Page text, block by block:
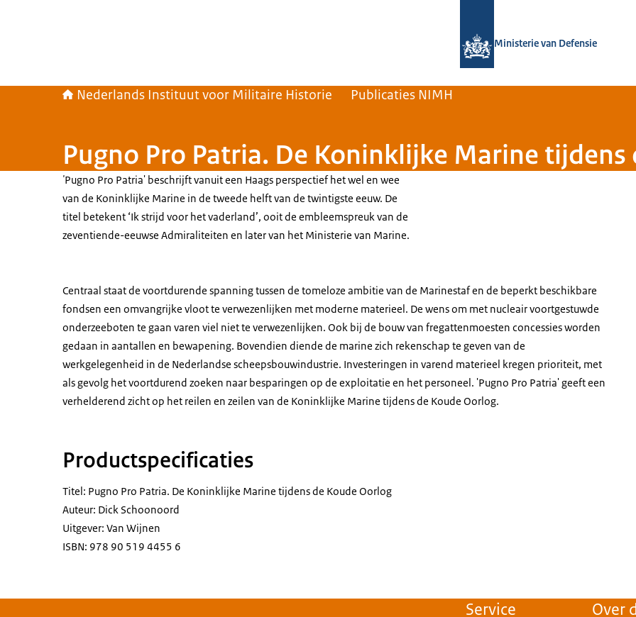
Ministerie van Defensie
Nederlands Instituut voor Militaire Historie Publicaties NIMH
Pugno Pro Patria. De Koninklijke Marine tijdens
'Pugno Pro Patria' beschrijft vanuit een Haags perspectief het wel en wee
van de Koninklijke Marine in de tweede helft van de twintigste eeuw. De
titel betekent ‘Ik strijd voor het vaderland’, ooit de embleemspreuk van de
zeventiende-eeuwse Admiraliteiten en later van het Ministerie van Marine.
Centraal staat de voortdurende spanning tussen de tomeloze ambitie van de Marinestaf en de beperkt beschikbare
fondsen een omvangrijke vloot te verwezenlijken met moderne materieel. De wens om met nucleair voortgestuwde
onderzeeboten te gaan varen viel niet te verwezenlijken. Ook bij de bouw van fregattenmoesten concessies worden
gedaan in aantallen en bewapening. Bovendien diende de marine zich rekenschap te geven van de
werkgelegenheid in de Nederlandse scheepsbouwindustrie. Investeringen in varend materieel kregen prioriteit, met
als gevolg het voortdurend zoeken naar besparingen op de exploitatie en het personeel. 'Pugno Pro Patria' geeft een
verhelderend zicht op het reilen en zeilen van de Koninklijke Marine tijdens de Koude Oorlog.
Productspecificaties
Titel: Pugno Pro Patria. De Koninklijke Marine tijdens de Koude Oorlog
Auteur: Dick Schoonoord
Uitgever: Van Wijnen
ISBN: 978 90 519 4455 6
Service Over